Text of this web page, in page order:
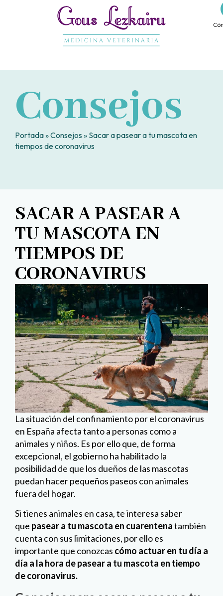
Consejos
Portada»Consejos » Sacar a pasear a tu mascota en
tiempos de coronavirus
SACAR A PASEAR A
TU MASCOTA EN
TIEMPOS DE
CORONAVIRUS
La situación del confinamiento por el coronavirus
en España afecta tanto a personas como a
animales y niños. Es por ello que, de forma
excepcional, el gobierno ha habilitado la
posibilidad de que los dueños de las mascotas
puedan hacer pequeños paseos con animales
fuera del hogar.
Si tienes animales en casa, te interesa saber
que pasear a tu mascota en cuarentenatambién
cuenta con sus limitaciones, por ello es
importante que conozcas cómo actuar en tu día a
día a la hora de pasear a tu mascota en tiempo
de coronavirus.